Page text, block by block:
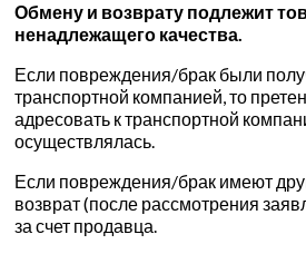
Обмену и возврату подлежит
ненадлежащего качества.
Если повреждения/брак были
транспортной компанией, то
адресовать к транспортной
осуществлялась.
Если повреждения/брак имеют
возврат (после рассмотрения
за счет продавца.